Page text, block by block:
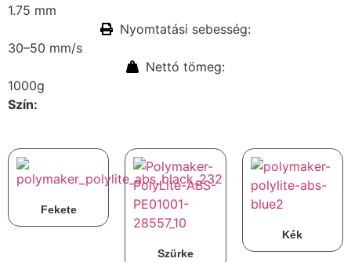
1.75 mm
Nyomtatási sebesség:
30–50 mm/s
Nettó tömeg:
1000g
Szín:
Fekete
Szürke
Kék